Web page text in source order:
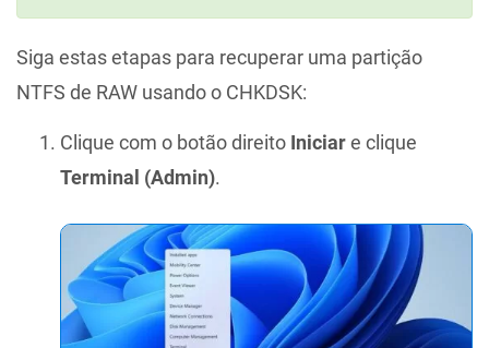
Siga estas etapas para recuperar uma partição
NTFS de RAW usando o CHKDSK:
Clique com o botão direito Iniciare clique
Terminal (Admin).